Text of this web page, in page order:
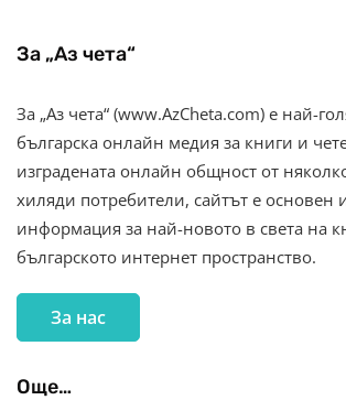
За „Аз чета“
За „Аз чета“ (www.AzCheta.com) е най-
българска онлайн медия за книги и
изградената онлайн общност от
хиляди потребители, сайтът е основен
информация за най-новото в света на
българското интернет пространство.
За нас
Още…